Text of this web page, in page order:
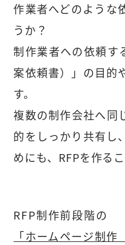
作業者へどのような
うか？
制作業者への依頼す
案依頼書）」の目的
す。
複数の制作会社へ同
的をしっかり共有し
めにも、RFPを作る
RFP制作前段階の
「ホームページ制